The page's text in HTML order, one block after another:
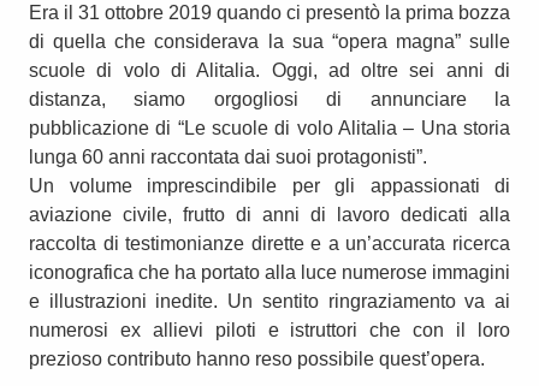
Era il 31 ottobre 2019 quando ci presentò la prima bozza
di quella che considerava la sua “opera magna” sulle
scuole di volo di Alitalia. Oggi, ad oltre sei anni di
distanza, siamo orgogliosi di annunciare la
pubblicazione di “Le scuole di volo Alitalia – Una storia
lunga 60 anni raccontata dai suoi protagonisti”.
Un volume imprescindibile per gli appassionati di
aviazione civile, frutto di anni di lavoro dedicati alla
raccolta di testimonianze dirette e a un’accurata ricerca
iconografica che ha portato alla luce numerose immagini
e illustrazioni inedite. Un sentito ringraziamento va ai
numerosi ex allievi piloti e istruttori che con il loro
prezioso contributo hanno reso possibile quest’opera.